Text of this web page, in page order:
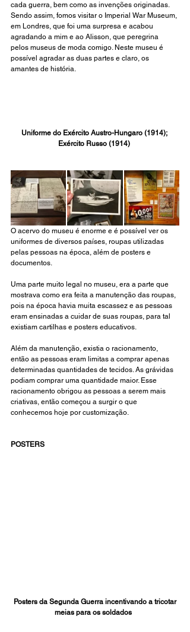
cada guerra, bem como as invenções originadas.
Sendo assim, fomos visitar o Imperial War Museum,
em Londres, que foi uma surpresa e acabou
agradando a mim e ao Alisson, que peregrina
pelos museus de moda comigo. Neste museu é
possível agradar as duas partes e claro, os
amantes de história.
Uniforme do Exército Austro-Hungaro (1914);
Exército Russo (1914)
O acervo do museu é enorme e é possível ver os
uniformes de diversos países, roupas utilizadas
pelas pessoas na época, além de posters e
documentos.
Uma parte muito legal no museu, era a parte que
mostrava como era feita a manutenção das roupas,
pois na época havia muita escassez e as pessoas
eram ensinadas a cuidar de suas roupas, para tal
existiam cartilhas e posters educativos.
Além da manutenção, existia o racionamento,
então as pessoas eram limitas a comprar apenas
determinadas quantidades de tecidos. As grávidas
podiam comprar uma quantidade maior. Esse
racionamento obrigou as pessoas a serem mais
criativas, então começou a surgir o que
conhecemos hoje por customização.
POSTERS
meias para os soldados